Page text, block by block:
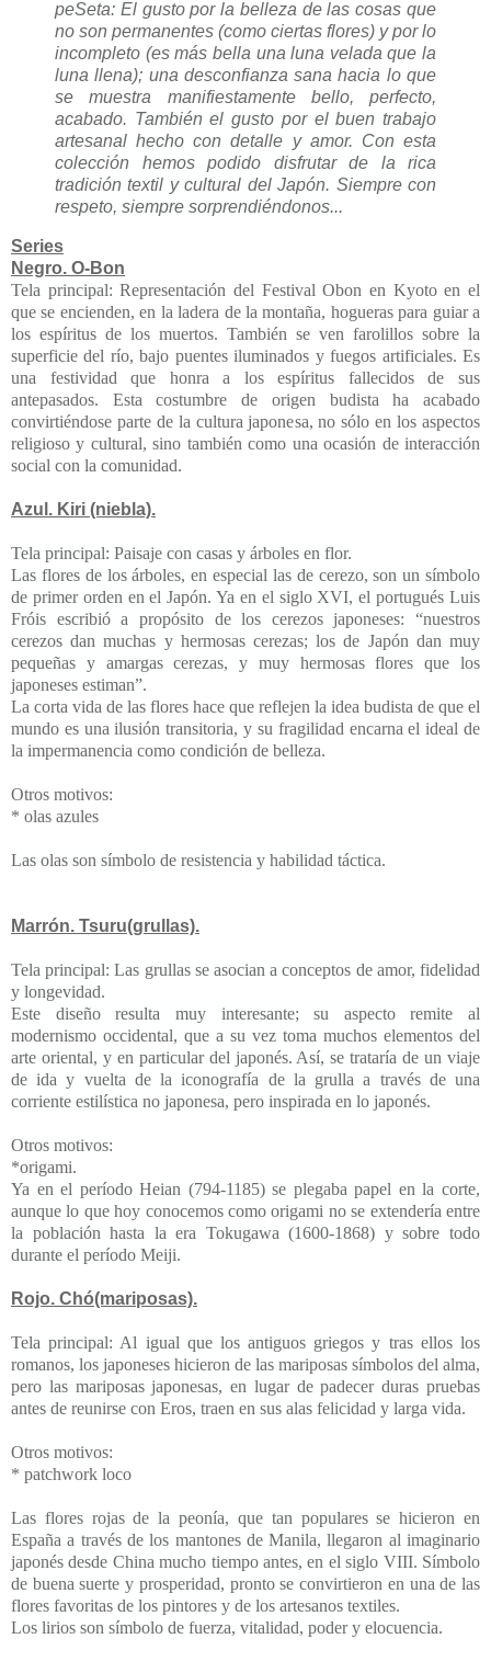
peSeta: El gusto por la belleza de las cosas que
no son permanentes (como ciertas flores) y por lo
incompleto (es más bella una luna velada que la
luna llena); una desconfianza sana hacia lo que
se muestra manifiestamente bello, perfecto,
acabado. También el gusto por el buen trabajo
artesanal hecho con detalle y amor. Con esta
colección hemos podido disfrutar de la rica
tradición textil y cultural del Japón. Siempre con
respeto, siempre sorprendiéndonos...
Series
Negro. O-Bon
Tela principal:Representación del Festival Obon en Kyoto en el
que se encienden, en la ladera de la montaña, hogueras para guiar a
los espíritus de los muertos. También se ven farolillos sobre la
superficie del río, bajo puentes iluminados y fuegos artificiales. Es
una festividad que honra a los espíritus fallecidos de sus
antepasados. Esta costumbre de origen budista ha acabado
convirtiéndose parte de la cultura japonesa, no sólo en los aspectos
religioso y cultural, sino también como una ocasión de interacción
social con la comunidad.
Azul. Kiri (niebla).
Tela principal: Paisaje con casas y árboles en flor.
Las flores de los árboles, en especial las de cerezo, son un símbolo
de primer orden en el Japón. Ya en el siglo XVI, el portugués Luis
Fróis escribió a propósito de los cerezos japoneses: “nuestros
cerezos dan muchas y hermosas cerezas; los de Japón dan muy
pequeñas y amargas cerezas, y muy hermosas flores que los
japoneses estiman”.
La corta vida de las flores hace que reflejen la idea budista de que el
mundo es una ilusión transitoria, y su fragilidad encarna el ideal de
la impermanencia como condición de belleza.
Otros motivos:
* olas azules
Las olas son símbolo de resistencia y habilidad táctica.
Marrón. Tsuru(grullas).
Tela principal: Las grullas se asocian a conceptos de amor, fidelidad
y longevidad.
Este diseño resulta muy interesante; su aspecto remite al
modernismo occidental, que a su vez toma muchos elementos del
arte oriental, y en particular del japonés. Así, se trataría de un viaje
de ida y vuelta de la iconografía de la grulla a través de una
corriente estilística no japonesa, pero inspirada en lo japonés.
Otros motivos:
*origami.
Ya en el período Heian (794-1185) se plegaba papel en la corte,
aunque lo que hoy conocemos como origami no se extendería entre
la población hasta la era Tokugawa (1600-1868) y sobre todo
durante el período Meiji.
Rojo. Chó(mariposas).
Tela principal: Al igual que los antiguos griegos y tras ellos los
romanos, los japoneses hicieron de las mariposas símbolos del alma,
pero las mariposas japonesas, en lugar de padecer duras pruebas
antes de reunirse con Eros, traen en sus alas felicidad y larga vida.
Otros motivos:
* patchwork loco
Las flores rojas de la peonía, que tan populares se hicieron en
España a través de los mantones de Manila, llegaron al imaginario
japonés desde China mucho tiempo antes, en el siglo VIII. Símbolo
de buena suerte y prosperidad, pronto se convirtieron en una de las
flores favoritas de los pintores y de los artesanos textiles.
Los lirios son símbolo de fuerza, vitalidad, poder y elocuencia.